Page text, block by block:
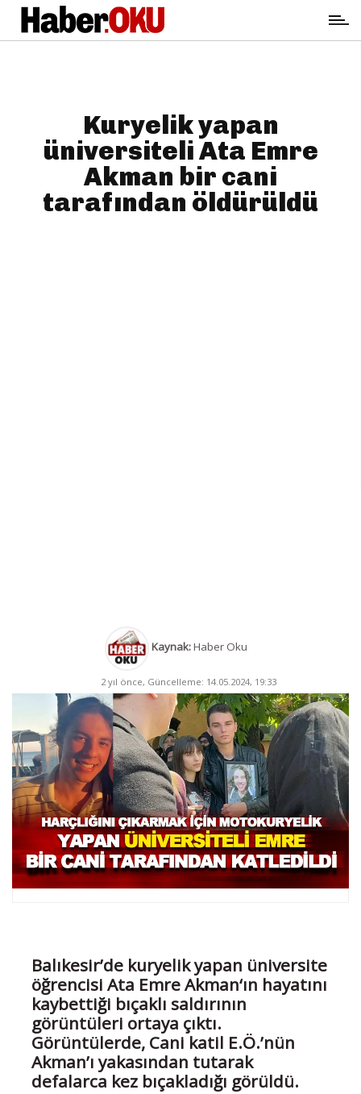
Kuryelik yapan
üniversiteli Ata Emre
Akman bir cani
tarafından öldürüldü
Kaynak:Haber Oku
2 yıl önce, Güncelleme: 14.05.2024, 19:33
Balıkesir’de kuryelik yapan üniversite
öğrencisi Ata Emre Akman‘ın hayatını
kaybettiği bıçaklı saldırının
görüntüleri ortaya çıktı.
Görüntülerde, Cani katil E.Ö.’nün
Akman’ı yakasından tutarak
defalarca kez bıçakladığı görüldü.